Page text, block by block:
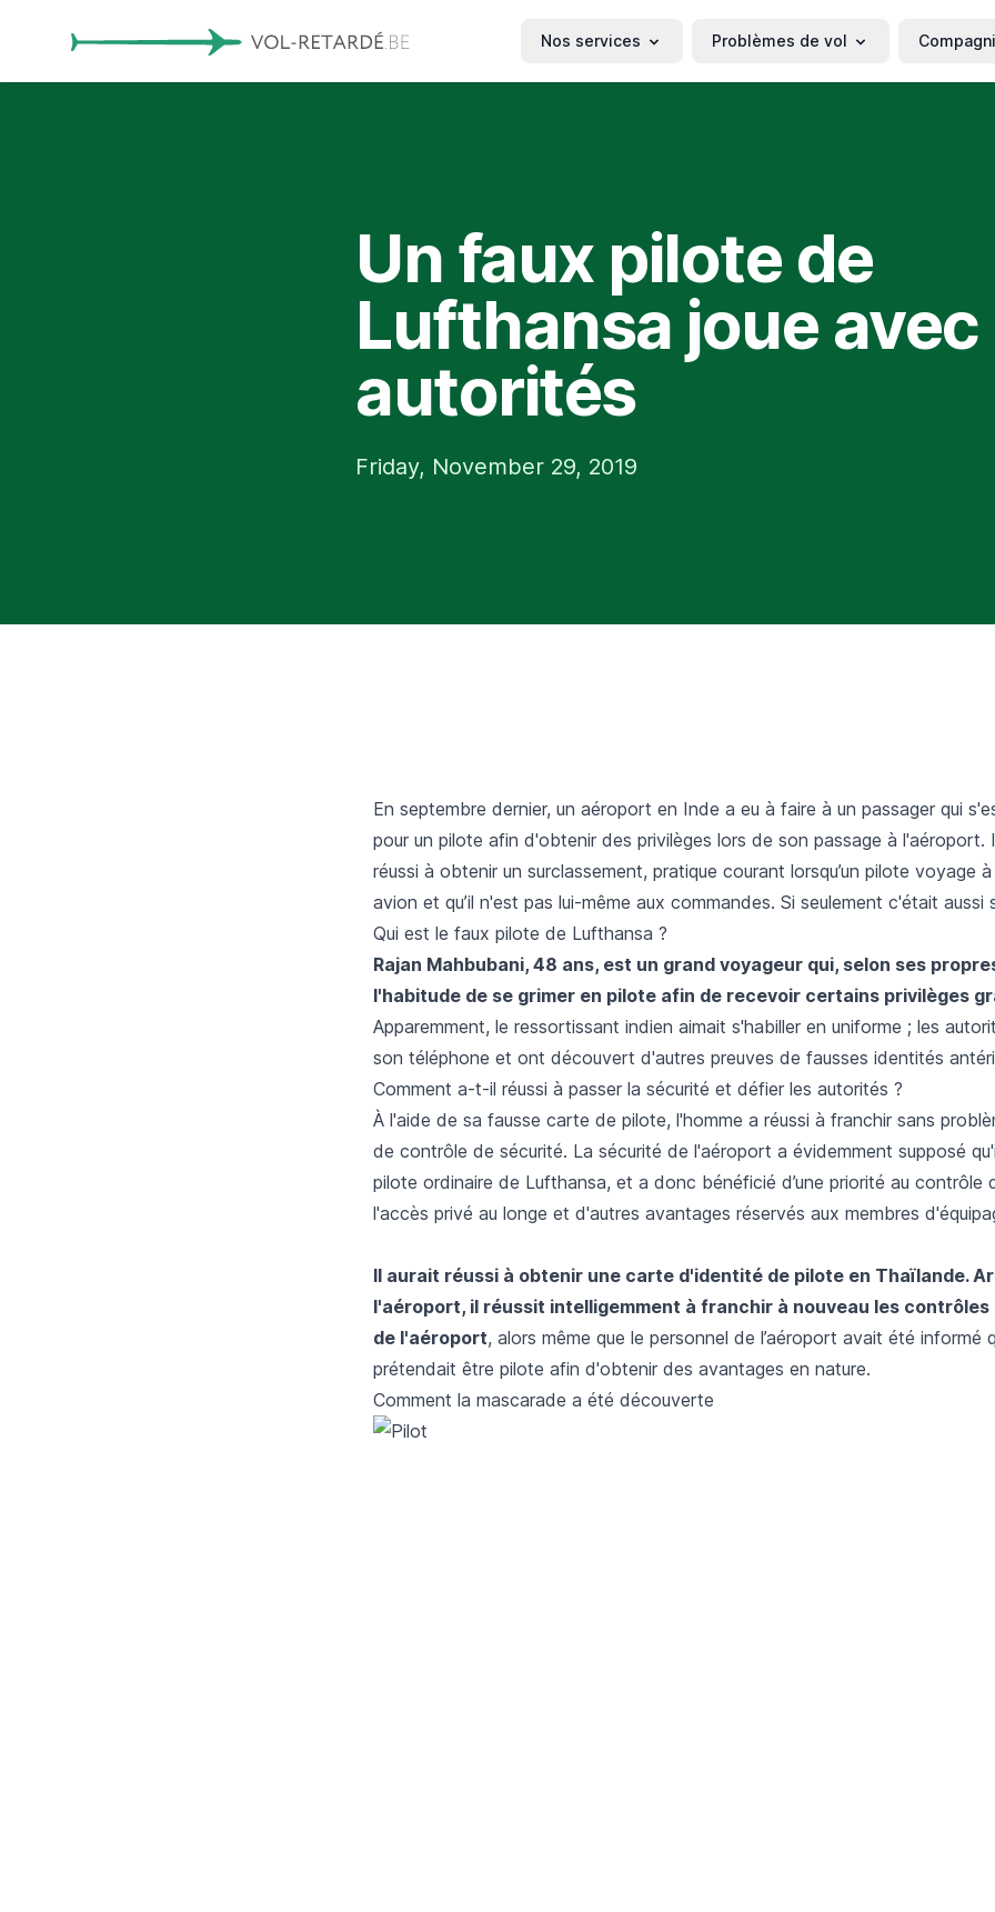
Nos services Problèmes de vol
Un faux pilote de
Lufthansa joue avec
autorités
Friday, November 29, 2019
En septembre dernier, un aéroport en Inde a eu à faire à un passager qui
pour un pilote afin d'obtenir des privilèges lors de son passage à l'aéroport.
réussi à obtenir un surclassement, pratique courant lorsqu’un pilote voyage
avion et qu’il n'est pas lui-même aux commandes. Si seulement c'était aussi
Qui est le faux pilote de Lufthansa ?
Rajan Mahbubani, 48 ans, est un grand voyageur qui, selon ses
l'habitude de se grimer en pilote afin de recevoir certains privilèges
Apparemment, le ressortissant indien aimait s'habiller en uniforme ; les
son téléphone et ont découvert d'autres preuves de fausses identités
Comment a-t-il réussi à passer la sécurité et défier les autorités ?
À l'aide de sa fausse carte de pilote, l'homme a réussi à franchir sans
de contrôle de sécurité. La sécurité de l'aéroport a évidemment supposé
pilote ordinaire de Lufthansa, et a donc bénéficié d’une priorité au contrôle
l'accès privé au longe et d'autres avantages réservés aux membres
Il aurait réussi à obtenir une carte d'identité de pilote en Thaïlande.
l'aéroport, il réussit intelligemment à franchir à nouveau les
de l'aéroport, alors même que le personnel de l’aéroport avait été informé
prétendait être pilote afin d'obtenir des avantages en nature.
Comment la mascarade a été découverte